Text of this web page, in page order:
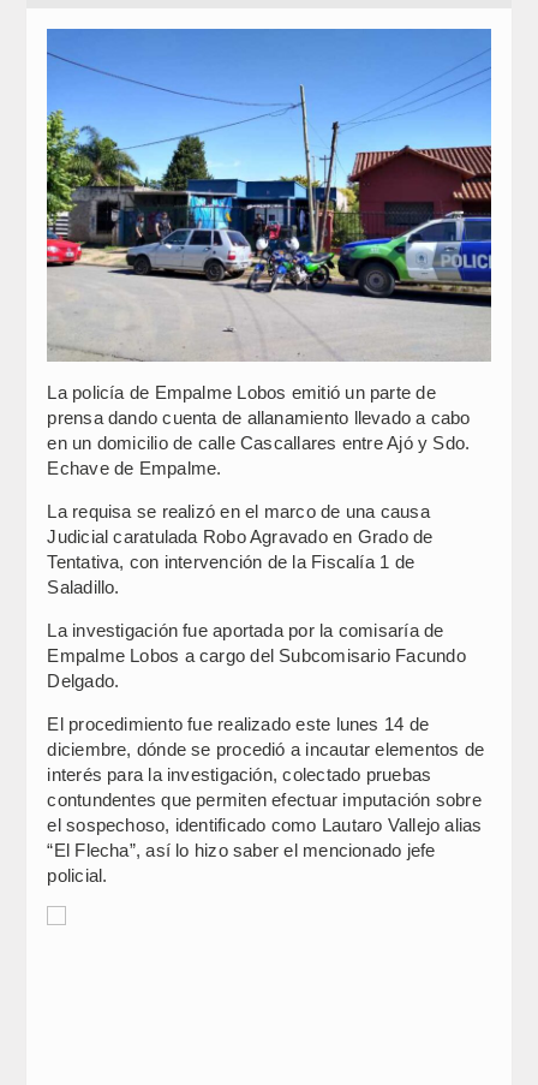
La policía de Empalme Lobos emitió un parte de
prensa dando cuenta de allanamiento llevado a cabo
en un domicilio de calle Cascallares entre Ajó y Sdo.
Echave de Empalme.
La requisa se realizó en el marco de una causa
Judicial caratulada Robo Agravado en Grado de
Tentativa, con intervención de la Fiscalía 1 de
Saladillo.
La investigación fue aportada por la comisaría de
Empalme Lobos a cargo del Subcomisario Facundo
Delgado.
El procedimiento fue realizado este lunes 14 de
diciembre, dónde se procedió a incautar elementos de
interés para la investigación, colectado pruebas
contundentes que permiten efectuar imputación sobre
el sospechoso, identificado como Lautaro Vallejo alias
“El Flecha”, así lo hizo saber el mencionado jefe
policial.